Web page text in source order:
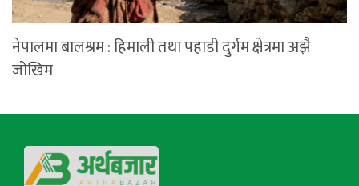
नेपालमा बालश्रम : हिमाली तथा पहाडी दुर्गम क्षेत्रमा अझै
जोखिम